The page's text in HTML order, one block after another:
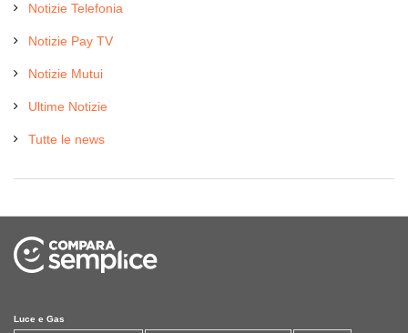
Notizie Telefonia
Notizie Pay TV
Notizie Mutui
Ultime Notizie
Tutte le news
Luce e Gas